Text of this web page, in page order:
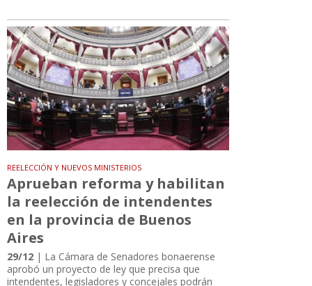
REELECCIÓN Y NUEVOS MINISTERIOS
Aprueban reforma y habilitan
la reelección de intendentes
en la provincia de Buenos
Aires
29/12 | La Cámara de Senadores bonaerense
aprobó un proyecto de ley que precisa que
intendentes, legisladores y concejales podrán